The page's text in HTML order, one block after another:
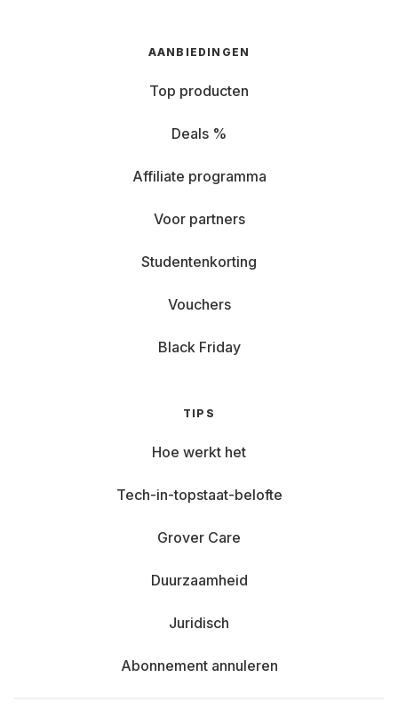
AANBIEDINGEN
Top producten
Deals %
Affiliate programma
Voor partners
Studentenkorting
Vouchers
Black Friday
TIPS
Hoe werkt het
Tech-in-topstaat-belofte
Grover Care
Duurzaamheid
Juridisch
Abonnement annuleren